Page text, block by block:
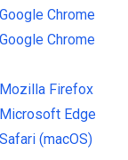
Chrome
Chrome
Firefox
Edge
(macOS)